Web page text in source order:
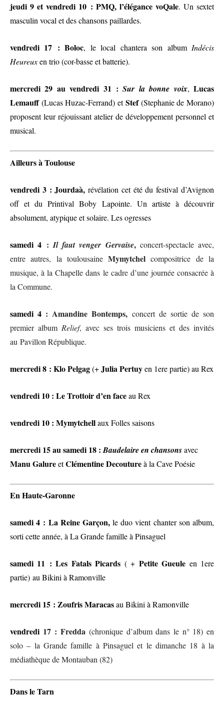
jeudi 9 et vendredi 10 : PMQ, l’élégance voQale. Un sextet
masculin vocaletdes chansons paillardes.
vendredi 17 : Boloc, le local chantera son albumIndécis
Heureuxen trio (cor-basse et batterie).
mercredi 29 au vendredi 31 :Sur la bonne voix,Lucas
Lemauff(Lucas Huzac-Ferrand) etStef(Stephanie de Morano)
proposent leur réjouissant atelier de développement personnel et
musical.
Ailleurs à Toulouse
vendredi 3 : Jourdaà,révélation cet été du festival d’Avignon
off et du Printival Boby Lapointe. Un artiste à découvrir
absolument, atypique et solaire. Les ogresses
samedi 4 :Il faut venger Gervaise, concert-spectacle avec,
entre autres, la toulousaineMymytchel compositrice de la
musique, à la Chapelle dans le cadre d’une journée consacrée à
la Commune.
samedi 4 : Amandine Bontemps, concert de sortie de son
premier album Relief, avec ses trois musiciens et des invités
au Pavillon République.
mercredi 8 : Klo Pelgag(+Julia Pertuyen 1ere partie)au Rex
vendredi 10 : Le Trottoir d’en faceau Rex
vendredi 10 : Mymytchellaux Folles saisons
mercredi 15 au samedi 18 :Baudelaire en chansonsavec
Manu GalureetClémentine Decoutureà la Cave Poésie
En Haute-Garonne
samedi 4 : La Reine Garçon,le duo vient chanter son album,
sorti cette année, à La Grande famille à Pinsaguel
samedi 11 :Les Fatals Picards ( + Petite Gueule en 1ere
partie) au Bikini à Ramonville
mercredi 15 : Zoufris Maracasau Bikini à Ramonville
vendredi 17:Fredda (chronique d’album dans le n° 18) en
solo – la Grande famille à Pinsaguel et le dimanche 18 à la
médiathèque de Montauban (82)
Dans le Tarn